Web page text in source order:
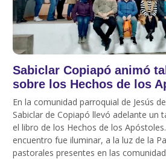
Sabiclar Copiapó animó
sobre los Hechos de los
En la comunidad parroquial de Jesús
Sabiclar de Copiapó llevó adelante un
el libro de los Hechos de los
encuentro fue iluminar, a la luz de la
pastorales presentes en las